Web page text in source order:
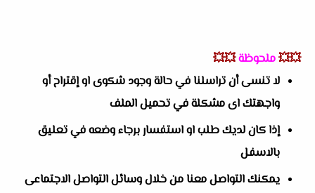
💥💥ملحوظة💥💥
لا تنسى أن تراسلنا في حالة وجود شكوى او إقتراح أو
واجهتك اى مشكلة في تحميل الملف
إذا كان لديك طلب او استفسار برجاء وضعه في تعليق
بالاسفل
يمكنك التواصل معنا من خلال وسائل التواصل الاجتماعى